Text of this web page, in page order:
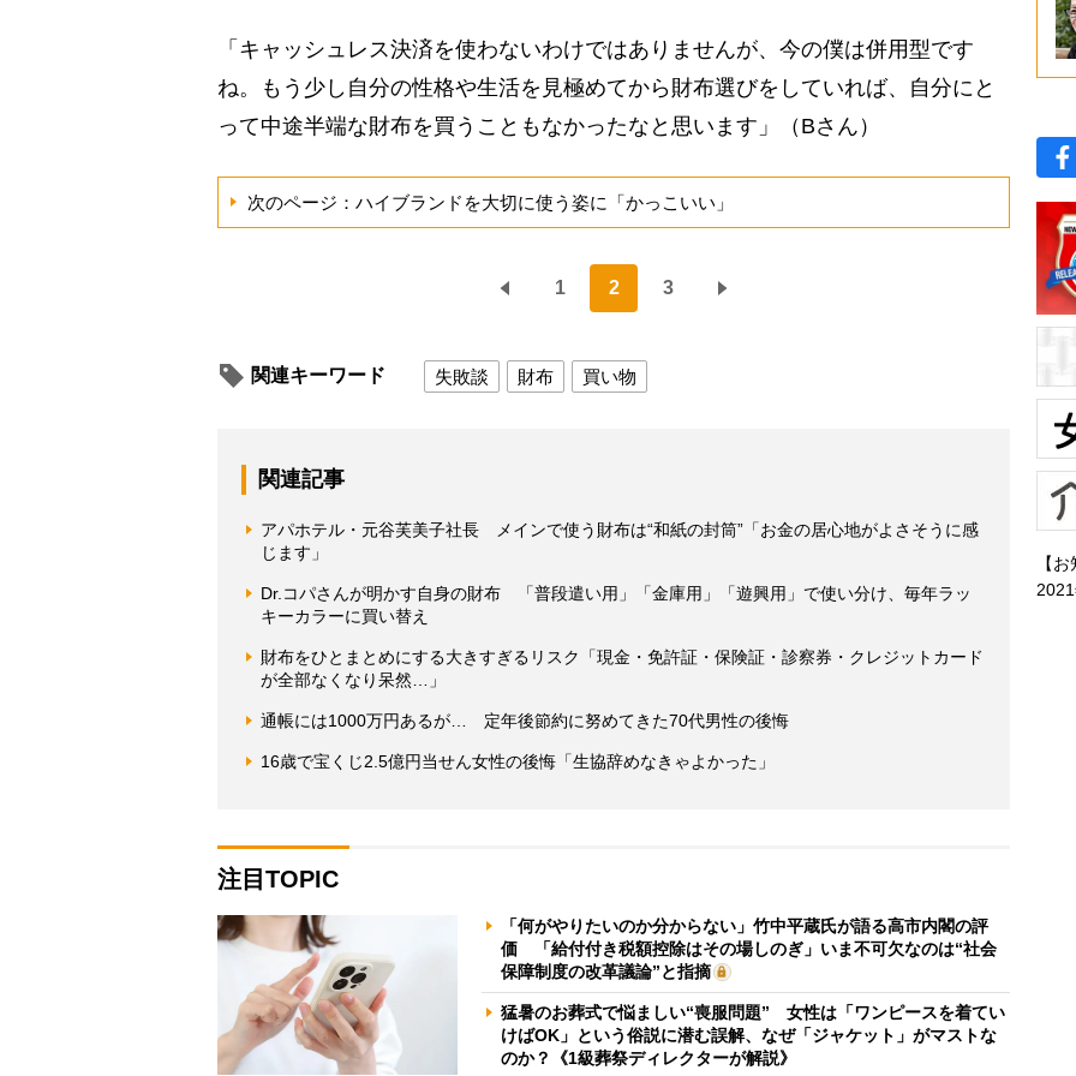
「キャッシュレス決済を使わないわけではありませんが、今の僕は併用型です
ね。もう少し自分の性格や生活を見極めてから財布選びをしていれば、自分にと
って中途半端な財布を買うこともなかったなと思います」（Bさん）
次のページ：ハイブランドを大切に使う姿に「かっこいい」
1 2 3
関連キーワード 失敗談 財布 買い物
関連記事
アパホテル・元谷芙美子社長 メインで使う財布は“和紙の封筒”「お金の居心地がよさそうに感
じます」
Dr.コパさんが明かす自身の財布 「普段遣い用」「金庫用」「遊興用」で使い分け、毎年ラッ
キーカラーに買い替え
財布をひとまとめにする大きすぎるリスク「現金・免許証・保険証・診察券・クレジットカード
が全部なくなり呆然…」
通帳には1000万円あるが… 定年後節約に努めてきた70代男性の後悔
16歳で宝くじ2.5億円当せん女性の後悔「生協辞めなきゃよかった」
注目TOPIC
「何がやりたいのか分からない」竹中平蔵氏が語る高市内閣の評
価 「給付付き税額控除はその場しのぎ」いま不可欠なのは“社会
保障制度の改革議論”と指摘
猛暑のお葬式で悩ましい“喪服問題” 女性は「ワンピースを着てい
けばOK」という俗説に潜む誤解、なぜ「ジャケット」がマストな
のか？《1級葬祭ディレクターが解説》
【